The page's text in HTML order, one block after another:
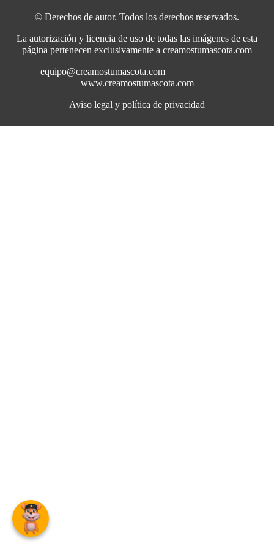
© Derechos de autor. Todos los derechos reservados.
La autorización y licencia de uso de todas las imágenes de esta
página pertenecen exclusivamente a creamostumascota.com
equipo@creamostumascota.com
www.creamostumascota.com
Aviso legal y política de privacidad